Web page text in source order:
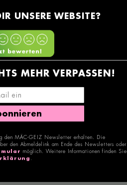
UNSERE WEBSITE?
MEHR VERPASSEN!
E-Mail-Adresse eingeben
den MÄC-GEIZ Newsletter erhalten. Die
den Abmeldelink am Ende des Newsletters oder
möglich. Weitere Informationen finden Sie
.